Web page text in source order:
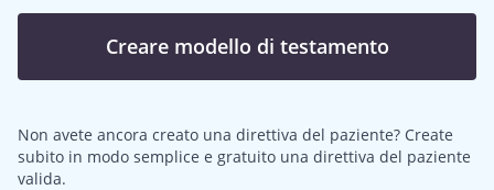
Creare modello di testamento
Non avete ancora creato una direttiva del paziente? Create
subito in modo semplice e gratuito una direttiva del paziente
valida.